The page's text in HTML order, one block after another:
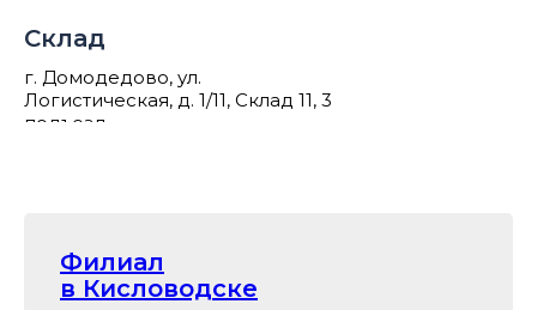
Склад
г. Домодедово, ул.
Логистическая, д. 1/11, Склад 11, 3
подъезд
Филиал
в Кисловодске